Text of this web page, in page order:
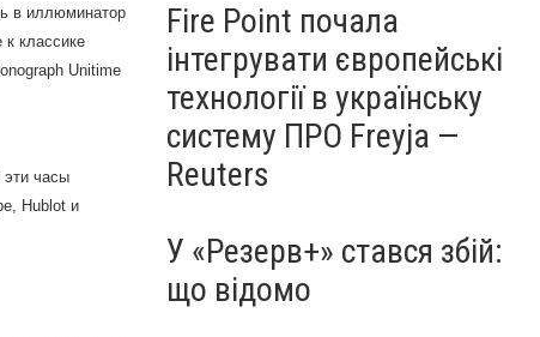
в иллюминатор
классике
Unitime
эти часы
Hublot и
Fire Point почала
інтегрувати європейські
технології в українську
систему ПРО Freyja —
Reuters
У «Резерв+» стався збій:
що відомо